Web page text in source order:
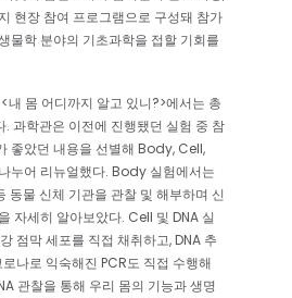
현장 참여 프로그램으로 구성돼 참가
물학 분야의 기초과학을 접할 기회를
내 몸 어디까지 알고 있니?>에서는 총
. 과학관은 이전에 진행됐던 실험 중 참
좋았던 내용을 선별해 Body, Cell,
누어 리뉴얼했다. Body 실험에서는
동물 신체 기관을 관찰 및 해부하며 신
자세히 알아보았다. Cell 및 DNA 실
점막 세포를 직접 채취하고, DNA 추
나로 익숙해진 PCR도 직접 수행해
관찰을 통해 우리 몸의 기능과 생명